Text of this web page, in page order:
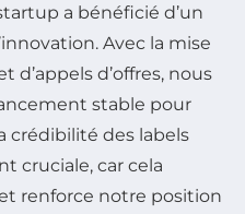
a bénéficié d’un
Avec la mise
d’appels d’offres, nous
stable pour
crédibilité des labels
cruciale, car cela
renforce notre position